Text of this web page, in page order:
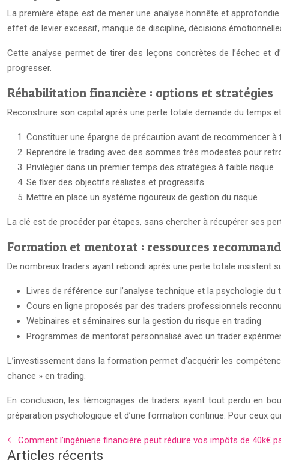
La première étape est de mener une analyse honnête et
effet de levier excessif, manque de discipline, décisions
Cette analyse permet de tirer des leçons concrètes de l’échec et
progresser.
Réhabilitation financière : options et stratégies
Reconstruire son capital après une perte totale demande du temps
Constituer une épargne de précaution avant de recommencer à
Reprendre le trading avec des sommes très modestes pour
Privilégier dans un premier temps des stratégies à faible risque
Se fixer des objectifs réalistes et progressifs
Mettre en place un système rigoureux de gestion du risque
La clé est de procéder par étapes, sans chercher à récupérer ses
Formation et mentorat : ressources
De nombreux traders ayant rebondi après une perte totale insistent
Livres de référence sur l’analyse technique et la psychologie du
Cours en ligne proposés par des traders professionnels
Webinaires et séminaires sur la gestion du risque en trading
Programmes de mentorat personnalisé avec un trader
L’investissement dans la formation permet d’acquérir les
chance » en trading.
En conclusion, les témoignages de traders ayant tout perdu en
préparation psychologique et d’une formation continue. Pour ceux
Comment l’ingénierie financière peut réduire vos impôts de 40k€
Articles récents